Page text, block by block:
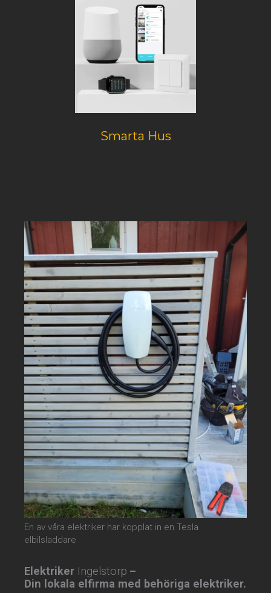
Smarta Hus
En av våra elektriker har kopplat in en Tesla
elbilsladdare
Elektriker Ingelstorp –
Din lokala elfirma med behöriga elektriker.